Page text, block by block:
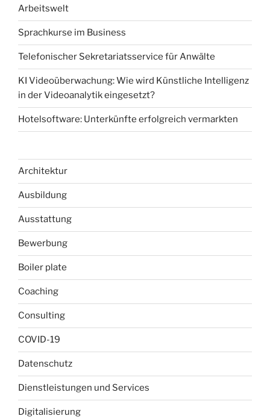
Arbeitswelt
Sprachkurse im Business
Telefonischer Sekretariatsservice für Anwälte
KI Videoüberwachung: Wie wird Künstliche Intelligenz
in der Videoanalytik eingesetzt?
Hotelsoftware: Unterkünfte erfolgreich vermarkten
Architektur
Ausbildung
Ausstattung
Bewerbung
Boiler plate
Coaching
Consulting
COVID-19
Datenschutz
Dienstleistungen und Services
Digitalisierung